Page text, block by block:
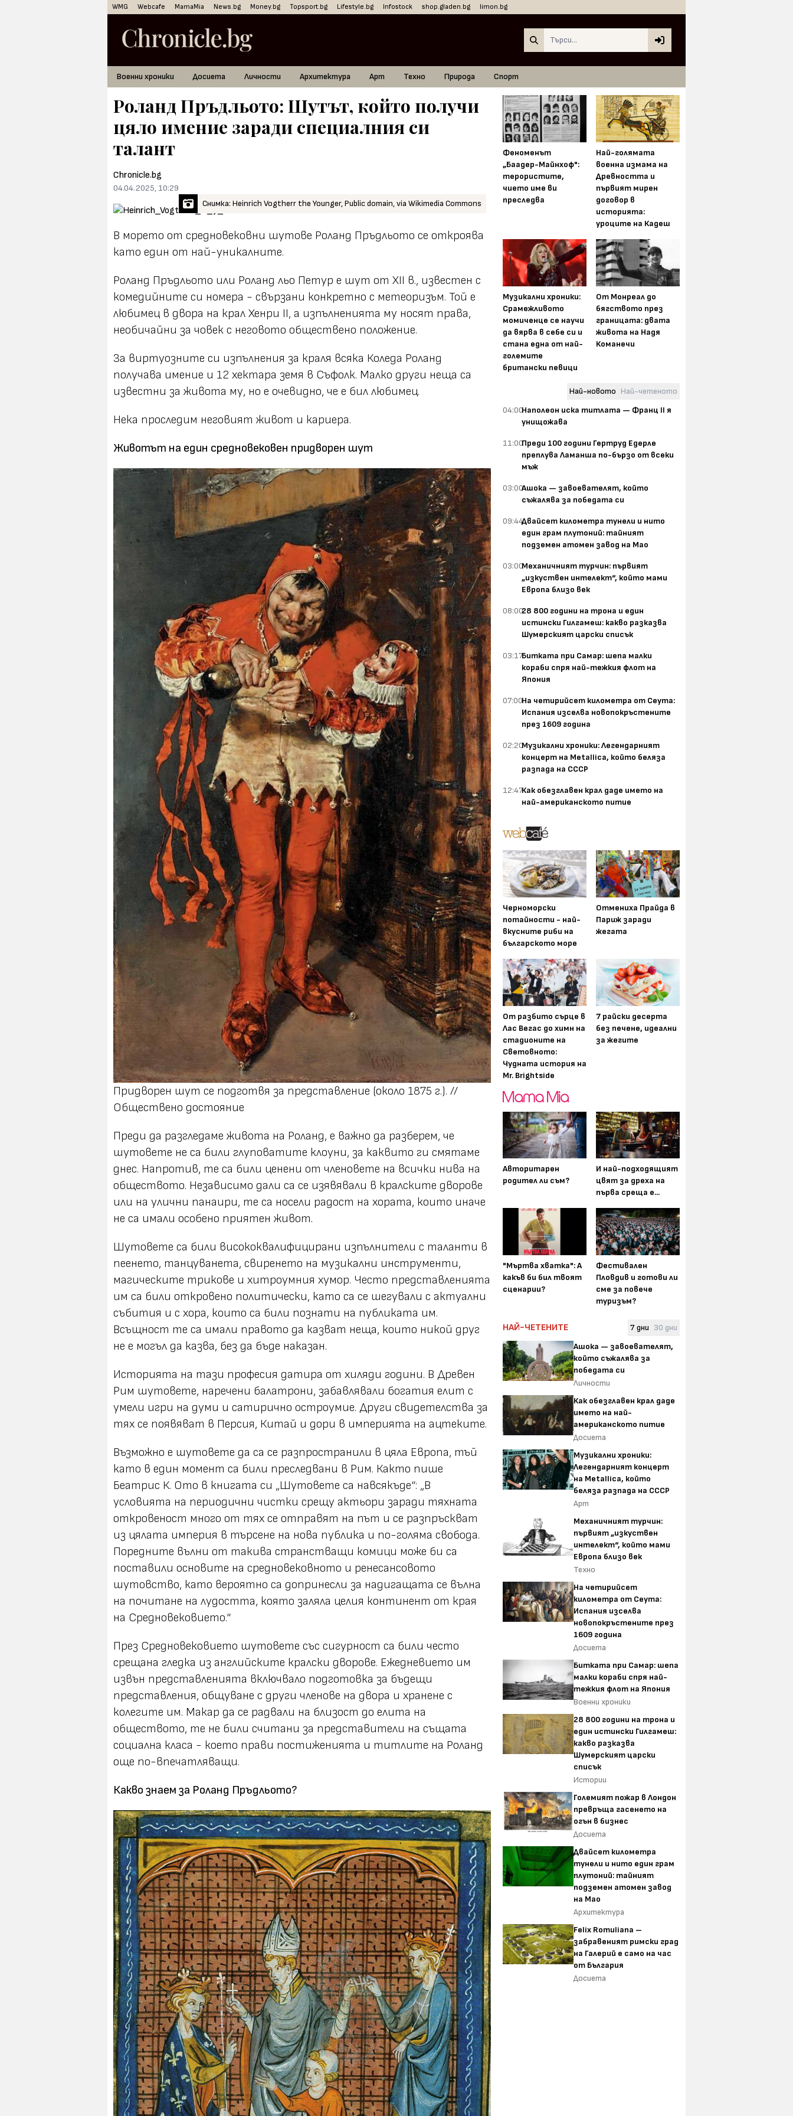
WMG Webcafe MamaMia News.bg Money.bg Topsport.bg Lifestyle.bg Infostock shop.gladen.bg limon.bg
Военни хроники Досиета Личности Архитектура Арт Техно Природа Спорт
Роланд Пръдльото: Шутът, който получи
цяло имение заради специалния си
талант
Chronicle.bg
04.04.2025, 10:29
Снимка: Heinrich Vogtherr the Younger, Public domain, via Wikimedia Commons
В морето от средновековни шутове Роланд Пръдльото се откроява
като един от най-уникалните.
Роланд Пръдльото или Роланд льо Петур е шут от XII в., известен с
комедийните си номера - свързани конкретно с метеоризъм. Той е
любимец в двора на крал Хенри II, а изпълненията му носят права,
необичайни за човек с неговото обществено положение.
За виртуозните си изпълнения за краля всяка Коледа Роланд
получава имение и 12 хектара земя в Съфолк. Малко други неща са
известни за живота му, но е очевидно, че е бил любимец.
Нека проследим неговият живот и кариера.
Животът на един средновековен придворен шут
Придворен шут се подготвя за представление (около 1875 г.). //
Обществено достояние
Преди да разгледаме живота на Роланд, е важно да разберем, че
шутовете не са били глуповатите клоуни, за каквито ги смятаме
днес. Напротив, те са били ценени от членовете на всички нива на
обществото. Независимо дали са се изявявали в кралските дворове
или на улични панаири, те са носели радост на хората, които иначе
не са имали особено приятен живот.
Шутовете са били висококвалифицирани изпълнители с таланти в
пеенето, танцуванета, свиренето на музикални инструменти,
магическите трикове и хитроумния хумор. Често представленията
им са били откровено политически, като са се шегували с актуални
събития и с хора, които са били познати на публиката им.
Всъщност те са имали правото да казват неща, които никой друг
не е могъл да казва, без да бъде наказан.
Историята на тази професия датира от хиляди години. В Древен
Рим шутовете, наречени балатрони, забавлявали богатия елит с
умели игри на думи и сатирично остроумие. Други свидетелства за
тях се появяват в Персия, Китай и дори в империята на ацтеките.
Възможно е шутовете да са се разпространили в цяла Европа, тъй
като в един момент са били преследвани в Рим. Както пише
Беатрис К. Ото в книгата си „Шутовете са навсякъде“: „В
условията на периодични чистки срещу актьори заради тяхната
откровеност много от тях се отправят на път и се разпръскват
из цялата империя в търсене на нова публика и по-голяма свобода.
Поредните вълни от такива странстващи комици може би са
поставили основите на средновековното и ренесансовото
шутовство, като вероятно са допринесли за надигащата се вълна
на почитане на лудостта, която заляла целия континент от края
на Средновековието.“
През Средновековието шутовете със сигурност са били често
срещана гледка из английските кралски дворове. Ежедневието им
извън представленията включвало подготовка за бъдещи
представления, общуване с други членове на двора и хранене с
колегите им. Макар да се радвали на близост до елита на
обществото, те не били считани за представители на същата
социална класа - което прави постиженията и титлите на Роланд
още по-впечатляващи.
Какво знаем за Роланд Пръдльото?
Феноменът
„Баадер-Майнхоф":
терористите,
чието име ви
преследва
Най-голямата
военна измама на
Древността и
първият мирен
договор в
историята:
уроците на Кадеш
Музикални хроники:
Срамежливото
момиченце се научи
да вярва в себе си и
стана една от най-
големите
британски певици
От Монреал до
бягството през
границата: двата
живота на Надя
Команечи
Най-новото Най-четеното
04:00Наполеон иска титлата — Франц II я
унищожава
11:00Преди 100 години Гертруд Едерле
преплува Ламанша по-бързо от всеки
мъж
03:00Ашока — завоевателят, който
съжалява за победата си
09:44Двайсет километра тунели и нито
един грам плутоний: тайният
подземен атомен завод на Мао
03:00Механичният турчин: първият
„изкуствен интелект“, който мами
Европа близо век
08:0028 800 години на трона и един
истински Гилгамеш: какво разказва
Шумерският царски списък
03:17Битката при Самар: шепа малки
кораби спря най-тежкия флот на
Япония
07:00На четирийсет километра от Сеута:
Испания изселва новопокръстените
през 1609 година
02:20Музикални хроники: Легендарният
концерт на Metallica, който беляза
разпада на СССР
12:47Как обезглавен крал даде името на
най-американското питие
Черноморски
потайности - най-
вкусните риби на
българското море
Отмениха Прайда в
Париж заради
жегата
От разбито сърце в
Лас Вегас до химн на
стадионите на
Световното:
Чудната история на
Mr. Brightside
7 райски десерта
без печене, идеални
за жегите
Авторитарен
родител ли съм?
И най-подходящият
цвят за дреха на
първа среща е...
"Мъртва хватка": А
какъв би бил твоят
сценарии?
Фестивален
Пловдив и готови ли
сме за повече
туризъм?
НАЙ-ЧЕТЕНИТЕ 7 дни 30 дни
Ашока — завоевателят,
който съжалява за
победата си
Личности
Как обезглавен крал даде
името на най-
американското питие
Досиета
Музикални хроники:
Легендарният концерт
на Metallica, който
беляза разпада на СССР
Арт
Механичният турчин:
първият „изкуствен
интелект“, който мами
Европа близо век
Техно
На четирийсет
километра от Сеута:
Испания изселва
новопокръстените през
1609 година
Досиета
Битката при Самар: шепа
малки кораби спря най-
тежкия флот на Япония
Военни хроники
28 800 години на трона и
един истински Гилгамеш:
какво разказва
Шумерският царски
списък
Истории
Големият пожар в Лондон
превръща гасенето на
огън в бизнес
Досиета
Двайсет километра
тунели и нито един грам
плутоний: тайният
подземен атомен завод
на Мао
Архитектура
Felix Romuliana –
забравеният римски град
на Галерий е само на час
от България
Досиета